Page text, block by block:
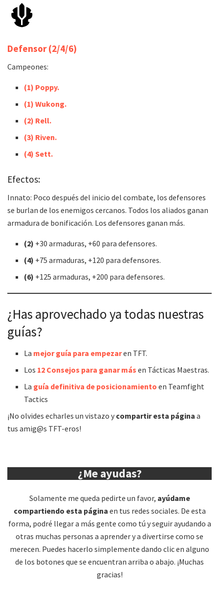
Defensor (2/4/6)
Campeones:
(1) Poppy.
(1) Wukong.
(2) Rell.
(3) Riven.
(4) Sett.
Efectos:
Innato: Poco después del inicio del combate, los defensores
se burlan de los enemigos cercanos. Todos los aliados ganan
armadura de bonificación. Los defensores ganan más.
(2) +30 armaduras, +60 para defensores.
(4) +75 armaduras, +120 para defensores.
(6) +125 armaduras, +200 para defensores.
¿Has aprovechado ya todas nuestras
guías?
La mejor guía para empezaren TFT.
Los 12 Consejos para ganar más en Tácticas Maestras.
La guía definitiva de posicionamiento en Teamfight
Tactics
¡No olvides echarles un vistazo y compartir esta página a
tus amig@s TFT-eros!
¿Me ayudas?
Solamente me queda pedirte un favor, ayúdame
compartiendo esta página en tus redes sociales. De esta
forma, podré llegar a más gente como tú y seguir ayudando a
otras muchas personas a aprender y a divertirse como se
merecen. Puedes hacerlo simplemente dando clic en alguno
de los botones que se encuentran arriba o abajo. ¡Muchas
gracias!